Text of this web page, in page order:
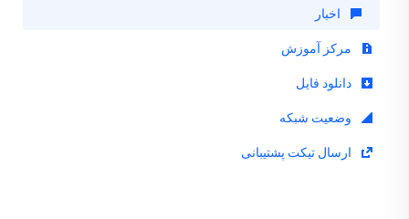
اخبار
مرکز آموزش
دانلود فایل
وضعیت شبکه
ارسال تیکت پشتیبانی